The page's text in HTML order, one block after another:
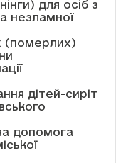
для осіб з
незламної
(померлих)
дітей-сиріт
допомога